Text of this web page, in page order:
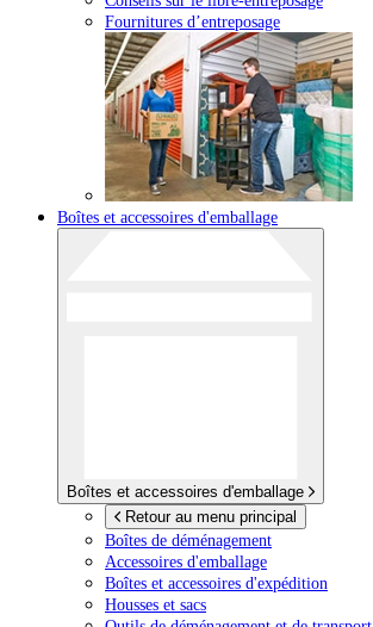
Fournitures d’entreposage
Boîtes et accessoires d'emballage
Boîtes et accessoires d'emballage
Retour au menu principal
Boîtes de déménagement
Accessoires d'emballage
Boîtes et accessoires d'expédition
Housses et sacs